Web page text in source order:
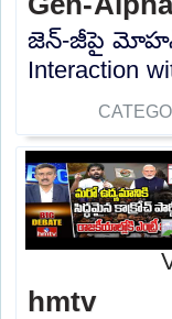
జెన్-జీపై మోహన్
Interaction
hmtv